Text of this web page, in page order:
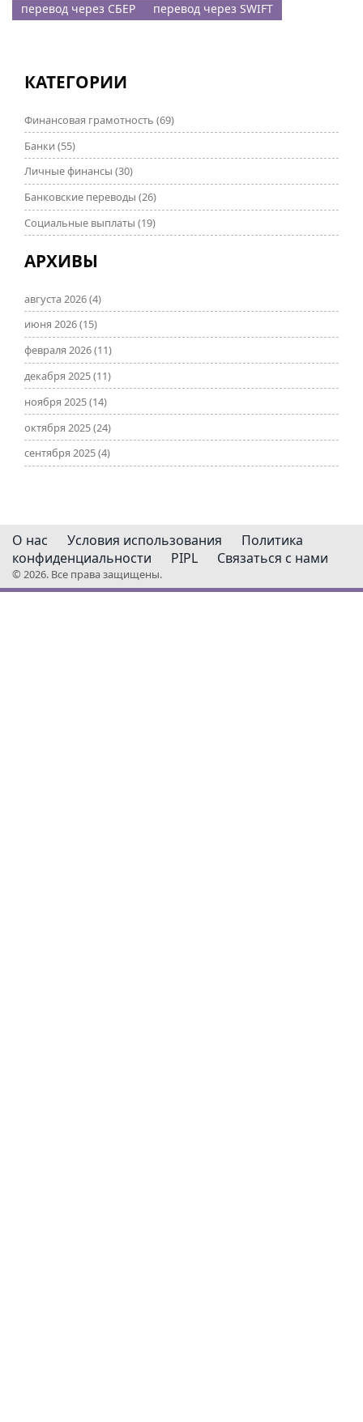
перевод через СБЕР
перевод через SWIFT
КАТЕГОРИИ
Финансовая грамотность (69)
Банки (55)
Личные финансы (30)
Банковские переводы (26)
Социальные выплаты (19)
АРХИВЫ
августа 2026(4)
июня 2026(15)
февраля 2026(11)
декабря 2025(11)
ноября 2025(14)
октября 2025(24)
сентября 2025(4)
О нас Условия использования
Политика
конфиденциальности
PIPL Связаться с нами
© 2026. Все права защищены.